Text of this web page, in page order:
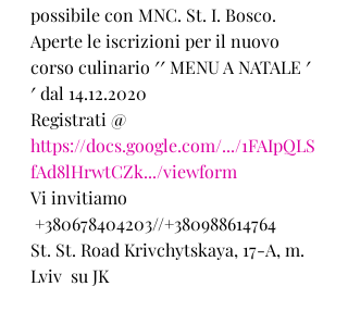
possibile con MNC. St. I. Bosco.
Aperte le iscrizioni per il nuovo
corso culinario ′′ MENU A NATALE ′
′ dal 14.12.2020
Registrati @
https://docs.google.com/.../1FAIpQLS
fAd8lHrwtCZk.../viewform
Vi invitiamo
+380678404203//+380988614764
St. St. Road Krivchytskaya, 17-A, m.
Lviv  su JK